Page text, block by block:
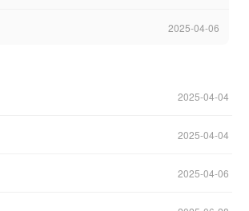
2025-04-06
2025-04-04
2025-04-04
2025-04-06